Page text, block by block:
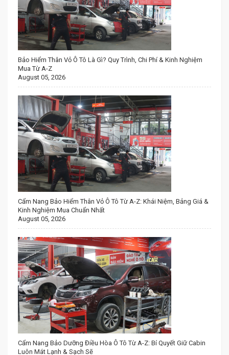
Bảo Hiểm Thân Vỏ Ô Tô Là Gì? Quy Trình, Chi Phí & Kinh Nghiệm
Mua Từ A-Z
August 05, 2026
Cẩm Nang Bảo Hiểm Thân Vỏ Ô Tô Từ A-Z: Khái Niệm, Bảng Giá &
Kinh Nghiệm Mua Chuẩn Nhất
August 05, 2026
Cẩm Nang Bảo Dưỡng Điều Hòa Ô Tô Từ A-Z: Bí Quyết Giữ Cabin
Luôn Mát Lạnh & Sạch Sẽ